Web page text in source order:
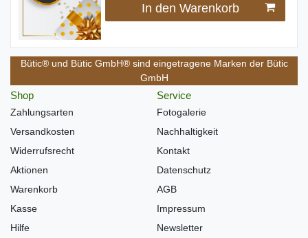
In den Warenkorb
Bütic® und Bütic GmbH® sind eingetragene Marken der Bütic
GmbH
Shop
Zahlungsarten
Versandkosten
Widerrufsrecht
Aktionen
Warenkorb
Kasse
Hilfe
Service
Fotogalerie
Nachhaltigkeit
Kontakt
Datenschutz
AGB
Impressum
Newsletter